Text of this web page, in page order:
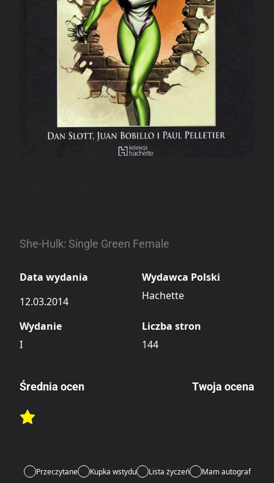
She-Hulk: Single Green Female
Data wydania
12.03.2014
Wydawca Polski
Hachette
Wydanie
I
Liczba stron
144
Średnia ocen
Rate this item:
Twoja ocena
Przeczytane Kupka wstydu Lista życzeń Mam autograf